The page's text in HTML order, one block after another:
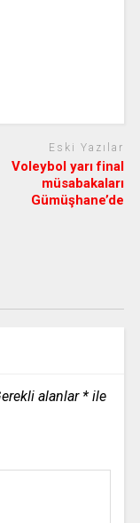
Eski Yazılar
Voleybol yarı final
müsabakaları
Gümüşhane’de
alanlar *ile